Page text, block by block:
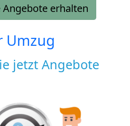
Angebote erhalten
Umzug
jetzt Angebote